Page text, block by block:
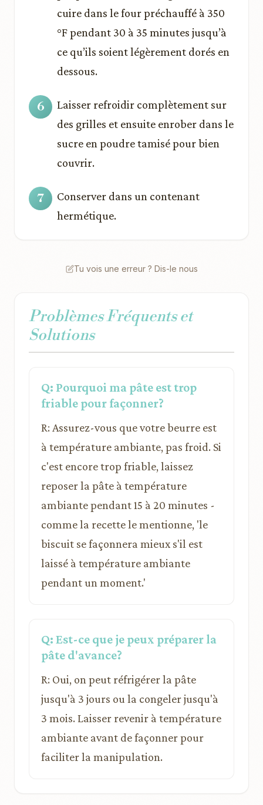
cuire dans le four préchauffé à 350
°F pendant 30 à 35 minutes jusqu’à
ce qu’ils soient légèrement dorés en
dessous.
Laisser refroidir complètement sur
des grilles et ensuite enrober dans le
sucre en poudre tamisé pour bien
couvrir.
Conserver dans un contenant
hermétique.
Tu vois une erreur ? Dis-le nous
Problèmes Fréquents et
Solutions
Q: Pourquoi ma pâte est trop
friable pour façonner?
R: Assurez-vous que votre beurre est
à température ambiante, pas froid. Si
c'est encore trop friable, laissez
reposer la pâte à température
ambiante pendant 15 à 20 minutes -
comme la recette le mentionne, 'le
biscuit se façonnera mieux s'il est
laissé à température ambiante
pendant un moment.'
Q: Est-ce que je peux préparer la
pâte d'avance?
R: Oui, on peut réfrigérer la pâte
jusqu'à 3 jours ou la congeler jusqu'à
3 mois. Laisser revenir à température
ambiante avant de façonner pour
faciliter la manipulation.